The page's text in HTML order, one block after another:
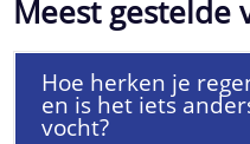
Meest gestelde
Hoe herken je
en is het iets
vocht?